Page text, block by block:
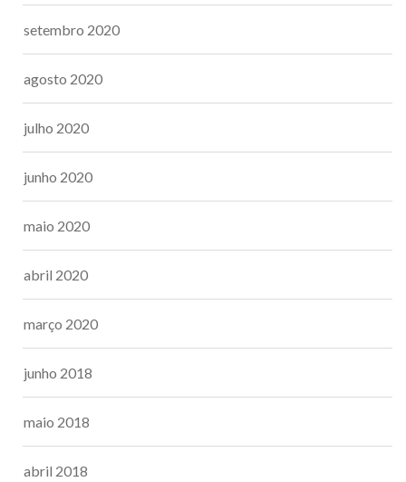
setembro 2020
agosto 2020
julho 2020
junho 2020
maio 2020
abril 2020
março 2020
junho 2018
maio 2018
abril 2018